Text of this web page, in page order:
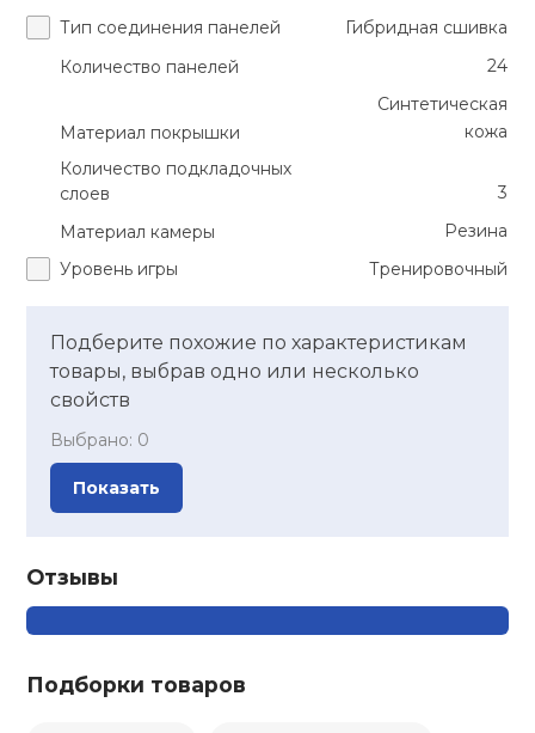
Тип соединения панелей
Гибридная сшивка
Количество панелей
24
Материал покрышки
Синтетическая
кожа
Количество подкладочных
слоев
3
Материал камеры
Резина
Уровень игры
Тренировочный
Подберите похожие по характеристикам
товары, выбрав одно или несколько
свойств
Выбрано: 0
Показать
Отзывы
Подборки товаров